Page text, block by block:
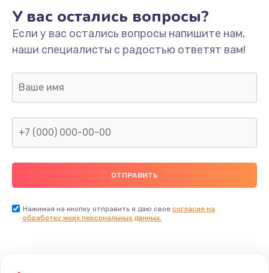
У вас остались вопросы?
Если у вас остались вопросы напишите нам,
наши специалисты с радостью ответят вам!
Нажимая на кнопку отправить я даю свое согласие на
обработку моих персональных данных.